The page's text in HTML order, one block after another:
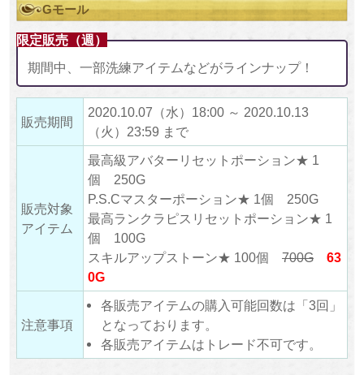
Gモール
限定販売（週）
期間中、一部洗練アイテムなどがラインナップ！
販売期間
2020.10.07（水）18:00 ～ 2020.10.13
（火）23:59 まで
販売対象
アイテム
最高級アバターリセットポーション★ 1
個 250G
P.S.Cマスターポーション★ 1個 250G
最高ランクラピスリセットポーション★ 1
個 100G
スキルアップストーン★ 100個 700G
63
0G
注意事項
各販売アイテムの購入可能回数は「3回」
となっております。
各販売アイテムはトレード不可です。